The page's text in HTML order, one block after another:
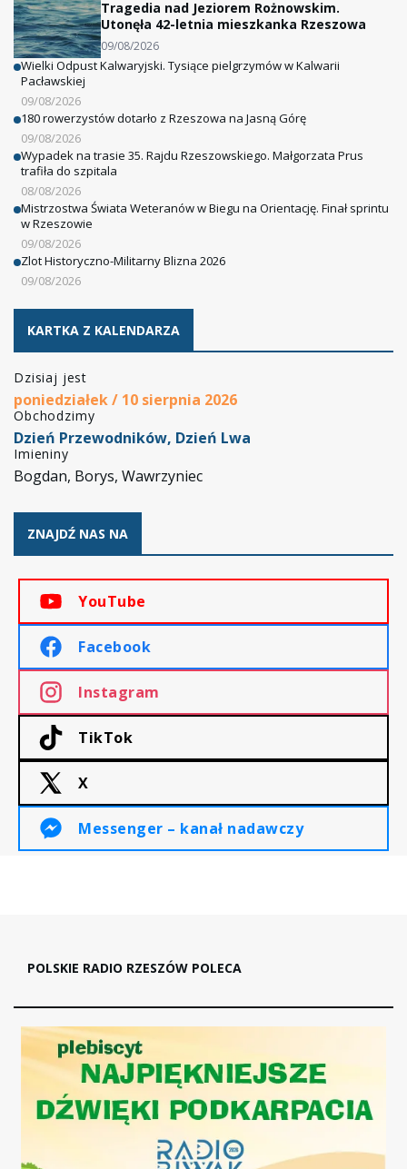
Tragedia nad Jeziorem Rożnowskim.
Utonęła 42-letnia mieszkanka Rzeszowa
09/08/2026
Wielki Odpust Kalwaryjski. Tysiące pielgrzymów w Kalwarii
Pacławskiej
09/08/2026
180 rowerzystów dotarło z Rzeszowa na Jasną Górę
09/08/2026
Wypadek na trasie 35. Rajdu Rzeszowskiego. Małgorzata Prus
trafiła do szpitala
08/08/2026
Mistrzostwa Świata Weteranów w Biegu na Orientację. Finał sprintu
w Rzeszowie
09/08/2026
Zlot Historyczno-Militarny Blizna 2026
09/08/2026
KARTKA Z KALENDARZA
Dzisiaj jest
poniedziałek / 10 sierpnia 2026
Obchodzimy
Dzień Przewodników, Dzień Lwa
Imieniny
Bogdan, Borys, Wawrzyniec
ZNAJDŹ NAS NA
YouTube
Facebook
Instagram
TikTok
X
Messenger – kanał nadawczy
POLSKIE RADIO RZESZÓW POLECA